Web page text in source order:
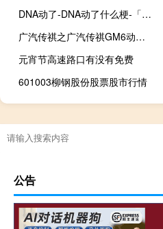
DNA动了-DNA动了什么梗-「鲸吼社区」
广汽传祺之广汽传祺GM6动力怎么样
元宵节高速路口有没有免费
601003柳钢股份股票股市行情
公告